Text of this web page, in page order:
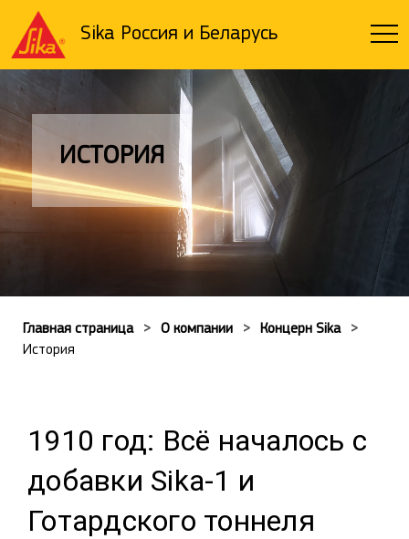
Sika Россия и Беларусь
ИСТОРИЯ
Главная страница О компании
Концерн Sika
История
1910 год: Всё началось с
добавки Sika-1 и
Готардского тоннеля